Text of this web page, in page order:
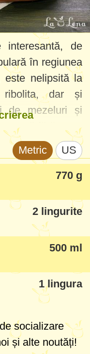
de
în regiunea
este nelipsită la
ribolita, dar și
de mezeluri și
fără sare,
pentru a nu
cu care este
aromele.
în continuare.
miez moale și
și crocantă,
în condiții de
- să o porniți
de Pane
mai lung de
Metric US
770 g
2 lingurite
500 ml
1 lingura
socializare
și alte noutăți!